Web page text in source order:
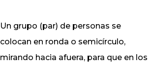
Un grupo (par) de personas se
colocan en ronda o semicírculo,
mirando hacia afuera, para que en los